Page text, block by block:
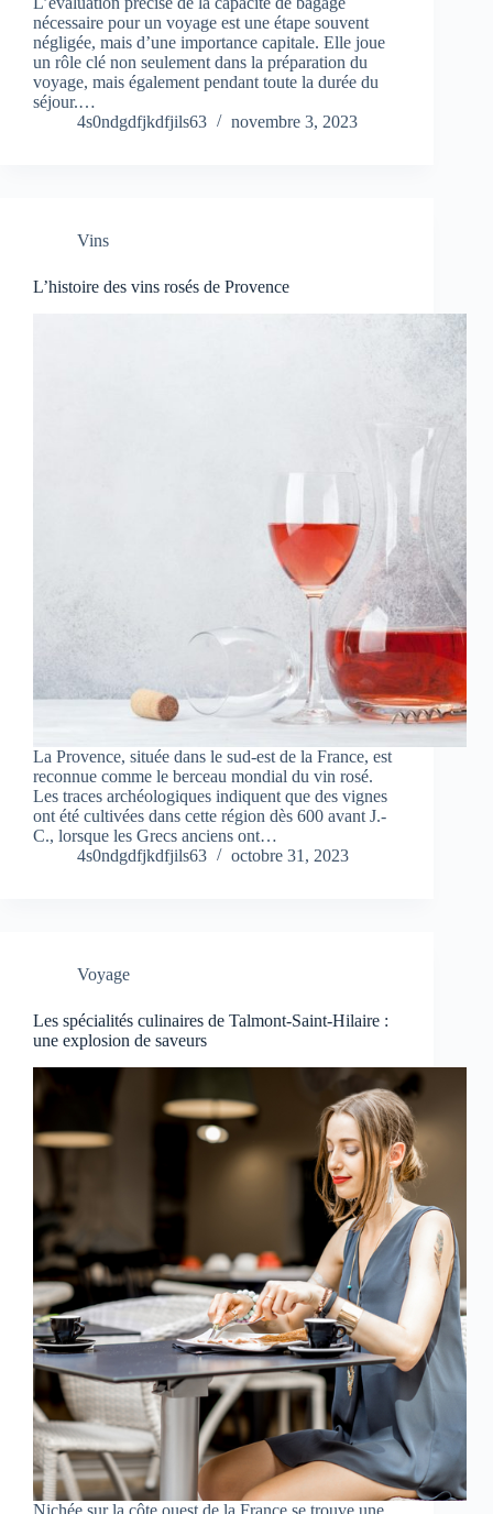
nécessaire pour un voyage est une étape souvent
négligée, mais d’une importance capitale. Elle joue
un rôle clé non seulement dans la préparation du
voyage, mais également pendant toute la durée du
séjour.…
4s0ndgdfjkdfjils63
novembre 3, 2023
Vins
L’histoire des vins rosés de Provence
La Provence, située dans le sud-est de la France, est
reconnue comme le berceau mondial du vin rosé.
Les traces archéologiques indiquent que des vignes
ont été cultivées dans cette région dès 600 avant J.-
C., lorsque les Grecs anciens ont…
4s0ndgdfjkdfjils63
octobre 31, 2023
Voyage
Les spécialités culinaires de Talmont-Saint-Hilaire :
une explosion de saveurs